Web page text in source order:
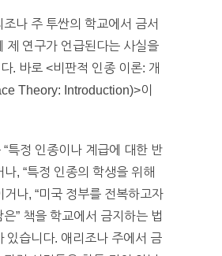
나 주 투싼의 학교에서 금서
제 연구가 언급된다는 사실을
. 바로 <비판적 인종 이론: 개
Theory: Introduction)>이
특정 인종이나 계급에 대한 반
나, “특정 인종의 학생을 위해
거나, “미국 정부를 전복하고자
” 책을 학교에서 금지하는 법
있습니다. 애리조나 주에서 금